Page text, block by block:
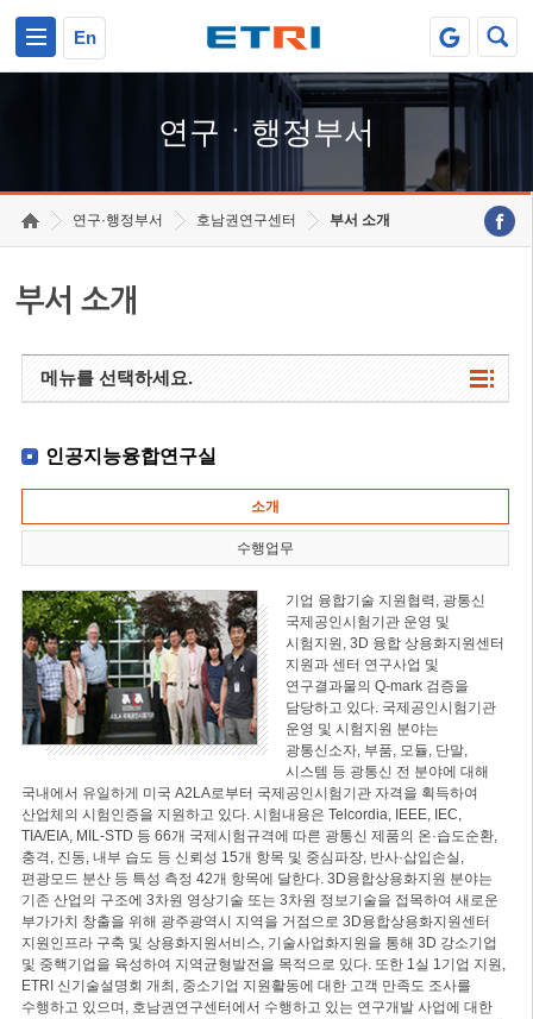
En
연구ㆍ행정부서
연구·행정부서 호남권연구센터 부서 소개
부서 소개
메뉴를 선택하세요.
인공지능융합연구실
소개
수행업무
기업 융합기술 지원협력, 광통신
국제공인시험기관 운영 및
시험지원, 3D 융합 상용화지원센터
지원과 센터 연구사업 및
연구결과물의 Q-mark 검증을
담당하고 있다. 국제공인시험기관
운영 및 시험지원 분야는
광통신소자, 부품, 모듈, 단말,
시스템 등 광통신 전 분야에 대해
국내에서 유일하게 미국 A2LA로부터 국제공인시험기관 자격을 획득하여
산업체의 시험인증을 지원하고 있다. 시험내용은 Telcordia, IEEE, IEC,
TIA/EIA, MIL-STD 등 66개 국제시험규격에 따른 광통신 제품의 온·습도순환,
충격, 진동, 내부 습도 등 신뢰성 15개 항목 및 중심파장, 반사·삽입손실,
편광모드 분산 등 특성 측정 42개 항목에 달한다. 3D융합상용화지원 분야는
기존 산업의 구조에 3차원 영상기술 또는 3차원 정보기술을 접목하여 새로운
부가가치 창출을 위해 광주광역시 지역을 거점으로 3D융합상용화지원센터
지원인프라 구축 및 상용화지원서비스, 기술사업화지원을 통해 3D 강소기업
및 중핵기업을 육성하여 지역균형발전을 목적으로 있다. 또한 1실 1기업 지원,
ETRI 신기술설명회 개최, 중소기업 지원활동에 대한 고객 만족도 조사를
수행하고 있으며, 호남권연구센터에서 수행하고 있는 연구개발 사업에 대한